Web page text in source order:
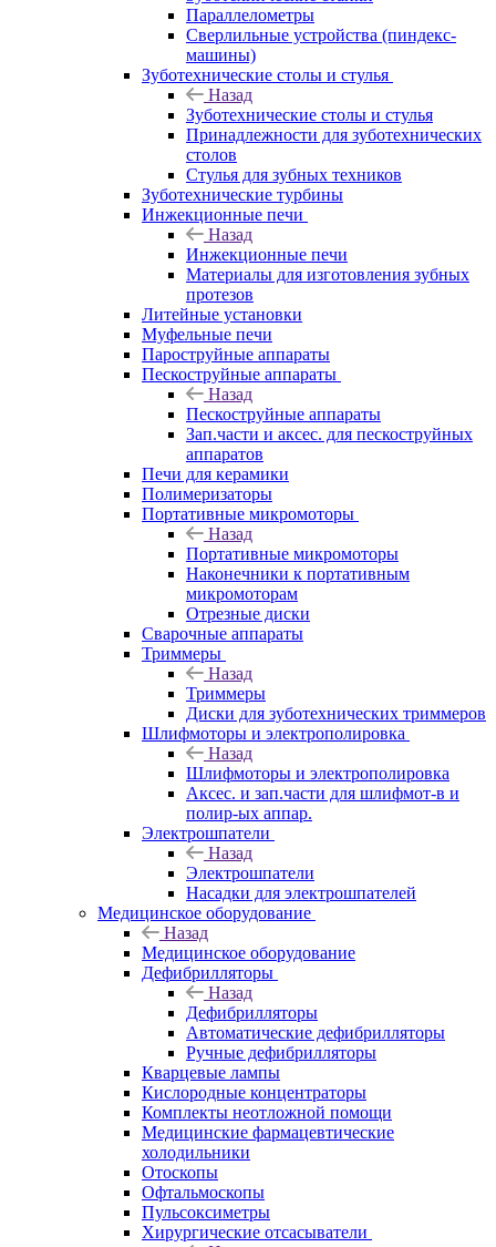
Параллелометры
Сверлильные устройства (пиндекс-
машины)
Зуботехнические столы и стулья
Назад
Зуботехнические столы и стулья
Принадлежности для зуботехнических
столов
Стулья для зубных техников
Зуботехнические турбины
Инжекционные печи
Назад
Инжекционные печи
Материалы для изготовления зубных
протезов
Литейные установки
Муфельные печи
Пароструйные аппараты
Пескоструйные аппараты
Назад
Пескоструйные аппараты
Зап.части и аксес. для пескоструйных
аппаратов
Печи для керамики
Полимеризаторы
Портативные микромоторы
Назад
Портативные микромоторы
Наконечники к портативным
микромоторам
Отрезные диски
Сварочные аппараты
Триммеры
Назад
Триммеры
Диски для зуботехнических триммеров
Шлифмоторы и электрополировка
Назад
Шлифмоторы и электрополировка
Аксес. и зап.части для шлифмот-в и
полир-ых аппар.
Электрошпатели
Назад
Электрошпатели
Насадки для электрошпателей
Медицинское оборудование
Назад
Медицинское оборудование
Дефибрилляторы
Назад
Дефибрилляторы
Автоматические дефибрилляторы
Ручные дефибрилляторы
Кварцевые лампы
Кислородные концентраторы
Комплекты неотложной помощи
Медицинские фармацевтические
холодильники
Отоскопы
Офтальмоскопы
Пульсоксиметры
Хирургические отсасыватели